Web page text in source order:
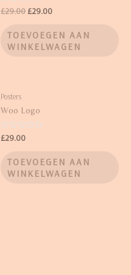
Waardering
2.00
£29.00 £29.00
TOEVOEGEN AAN
WINKELWAGEN
Posters
Woo Logo
Waardering
0
£29.00
TOEVOEGEN AAN
WINKELWAGEN